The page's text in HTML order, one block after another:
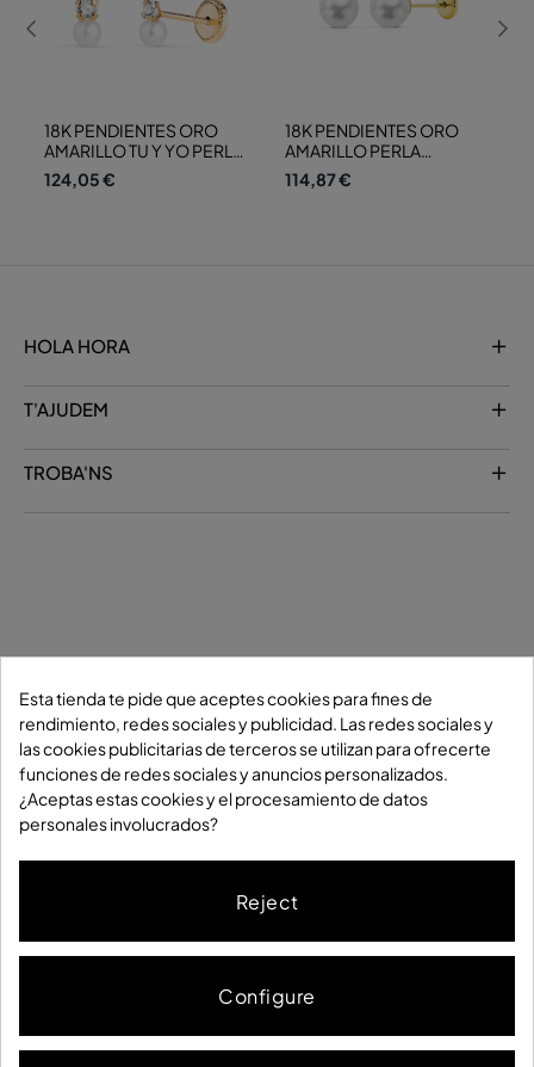
18K PENDIENTES ORO
AMARILLO TU Y YO PERLA
Y CIRCONITA EN 4
GARRAS. MEDIDA: 6 X 3,5
124,05 €
18K PENDIENTES ORO
AMARILLO PERLA
CULTIVDAD 6 MM CIERRE
TUERCA
114,87 €
HOLA HORA
T'AJUDEM
TROBA'NS
Condicions generals
Esta tienda te pide que aceptes cookies para fines de
rendimiento, redes sociales y publicidad. Las redes sociales y
las cookies publicitarias de terceros se utilizan para ofrecerte
funciones de redes sociales y anuncios personalizados.
¿Aceptas estas cookies y el procesamiento de datos
personales involucrados?
Reject
Configure